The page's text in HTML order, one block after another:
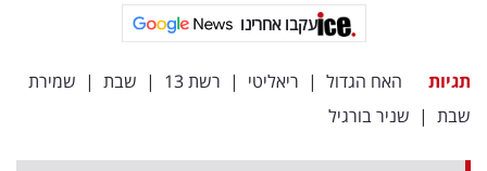
עקבו אחרינו
תגיות האח הגדול | ריאליטי | רשת 13 | שבת | שמירת
שבת | שניר בורגיל